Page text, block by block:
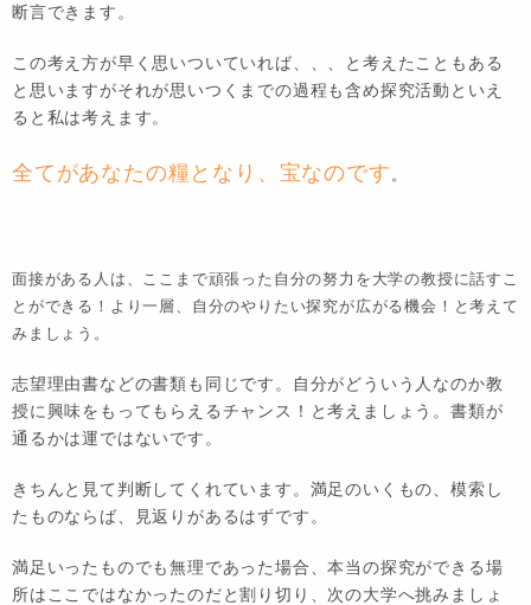
断言できます。
この考え方が早く思いついていれば、、、と考えたこともある
と思いますがそれが思いつくまでの過程も含め探究活動といえ
ると私は考えます。
全てがあなたの糧となり、宝なのです 。
面接がある人は、ここまで頑張った自分の努力を大学の教授に話すこ
とができる！より一層、自分のやりたい探究が広がる機会！と考えて
みましょう。
志望理由書などの書類も同じです。自分がどういう人なのか教
授に興味をもってもらえるチャンス！と考えましょう。書類が
通るかは運ではないです。
きちんと見て判断してくれています。満足のいくもの、模索し
たものならば、見返りがあるはずです。
満足いったものでも無理であった場合、本当の探究ができる場
所はここではなかったのだと割り切り、次の大学へ挑みましょ